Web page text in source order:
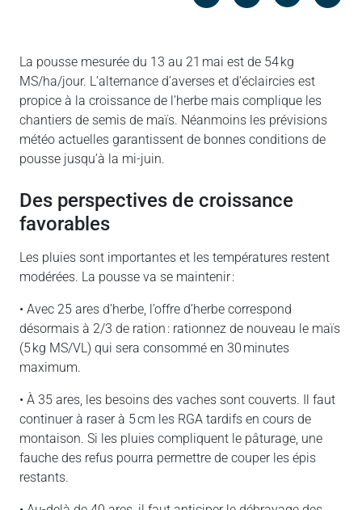
La pousse mesurée du 13 au 21 mai est de 54 kg
MS/ha/jour. L’alternance d’averses et d’éclaircies est
propice à la croissance de l’herbe mais complique les
chantiers de semis de maïs. Néanmoins les prévisions
météo actuelles garantissent de bonnes conditions de
pousse jusqu’à la mi-juin.
des perspectives de croissance
favorables
Les pluies sont importantes et les températures restent
modérées. La pousse va se maintenir :
• Avec 25 ares d’herbe, l’offre d’herbe correspond
désormais à 2/3 de ration : rationnez de nouveau le maïs
(5 kg MS/VL) qui sera consommé en 30 minutes
maximum.
• À 35 ares, les besoins des vaches sont couverts. Il faut
continuer à raser à 5 cm les RGA tardifs en cours de
montaison. Si les pluies compliquent le pâturage, une
fauche des refus pourra permettre de couper les épis
restants.